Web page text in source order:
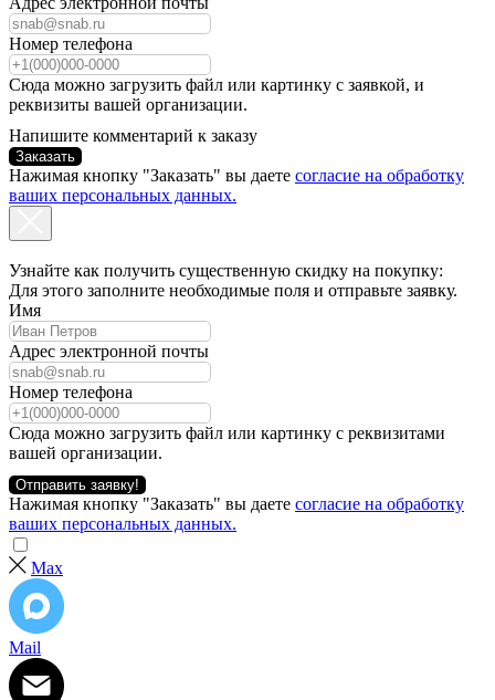
Номер телефона
Сюда можно загрузить файл или картинку с заявкой, и
реквизиты вашей организации.
Напишите комментарий к заказу
Заказать
Нажимая кнопку "Заказать" вы даете согласие на обработку
ваших персональных данных.
Узнайте как получить существенную скидку на покупку:
Для этого заполните необходимые поля и отправьте заявку.
Имя
Адрес электронной почты
Номер телефона
Сюда можно загрузить файл или картинку с реквизитами
вашей организации.
Отправить заявку!
Нажимая кнопку "Заказать" вы даете согласие на обработку
ваших персональных данных.
Max
Mail